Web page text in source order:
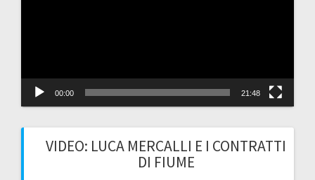
00:00 21:48
VIDEO: LUCA MERCALLI E I CONTRATTI
DI FIUME